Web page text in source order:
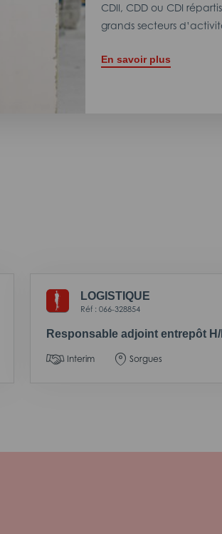
CDII, CDD ou CDI
grands secteurs
En savoir plus
LOGISTIQUE
Réf : 066-328854
Responsable adjoint entrepôt H/
Interim Sorgues